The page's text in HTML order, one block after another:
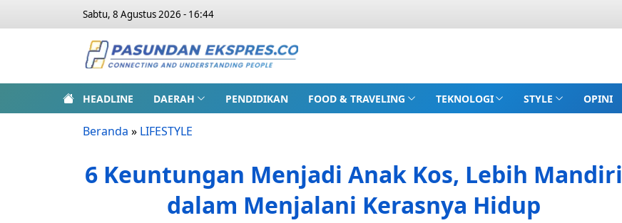
Sabtu, 8 Agustus 2026 - 16:44
HEADLINE DAERAH PENDIDIKAN FOOD & TRAVELING TEKNOLOGI STYLE OPINI
Beranda » LIFESTYLE
6 Keuntungan Menjadi Anak Kos, Lebih Mandiri
dalam Menjalani Kerasnya Hidup